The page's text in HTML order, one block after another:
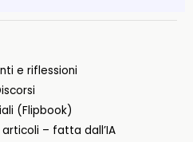
e riflessioni
(Flipbook)
– fatta dall’IA